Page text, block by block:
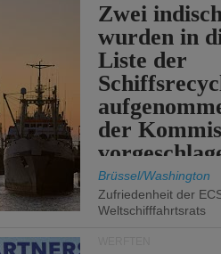
Zwei
wurden in
Liste der
der
Brüssel/Washington
Zufriedenheit der
Weltschifffahrtsrats